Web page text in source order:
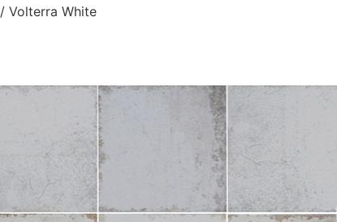
/ Volterra White